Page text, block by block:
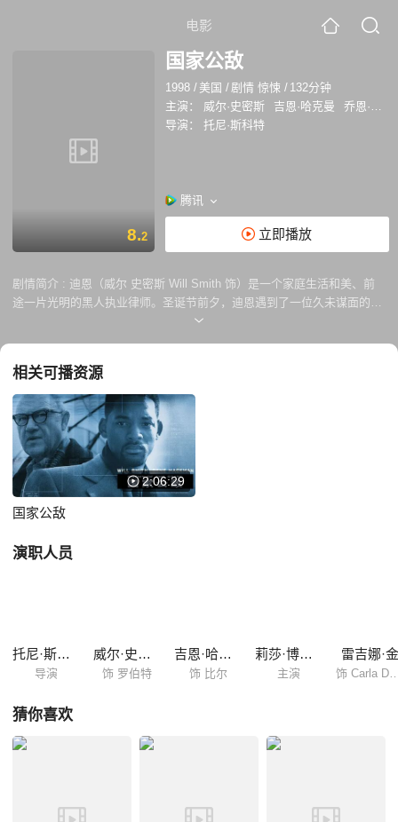
电影
8.2
国家公敌
1998 / 美国 /剧情 惊悚 / 132分钟
主演：
威尔·史密斯 吉恩·哈克曼
乔恩·沃伊特
导演：
托尼·斯科特
腾讯
立即播放
剧情简介 : 迪恩（威尔 史密斯 Will Smith 饰）是一个家庭生活和美、前
途一片光明的黑人执业律师。圣诞节前夕，迪恩遇到了一位久未谋面的朋
友。从此，迪恩的生活发生了天翻地覆的变化。 原来这位友人将一张
被施加了各种各样的压力，甚至无端遭到了谋杀前女友雷切尔的起诉。
迪恩迫于无奈之下，只得只身展开了逃亡、追查幕后真凶之路。
相关可播资源
2:06:29
国家公敌
演职人员
托尼·斯科特
导演
威尔·史密斯
饰 罗伯特
吉恩·哈克曼
饰 比尔
莉莎·博内特
主演
雷吉娜·金
饰
猜你喜欢